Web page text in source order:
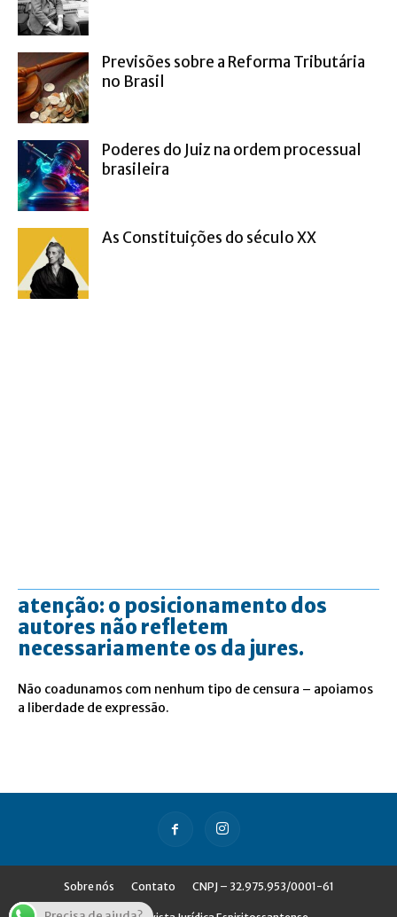
Previsões sobre a Reforma Tributária
no Brasil
Poderes do Juiz na ordem processual
brasileira
As Constituições do século XX
atenção: o posicionamento dos
autores não refletem
necessariamente os da jures.
Não coadunamos com nenhum tipo de censura – apoiamos
a liberdade de expressão.
Sobre nós Contato CNPJ – 32.975.953/0001-61